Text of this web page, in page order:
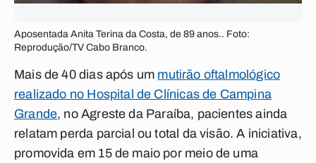
Aposentada Anita Terina da Costa, de 89 anos.. Foto:
Reprodução/TV Cabo Branco.
Mais de 40 dias após um mutirão oftalmológico
realizado no Hospital de Clínicas de Campina
Grande, no Agreste da Paraíba, pacientes ainda
relatam perda parcial ou total da visão. A iniciativa,
promovida em 15 de maio por meio de uma